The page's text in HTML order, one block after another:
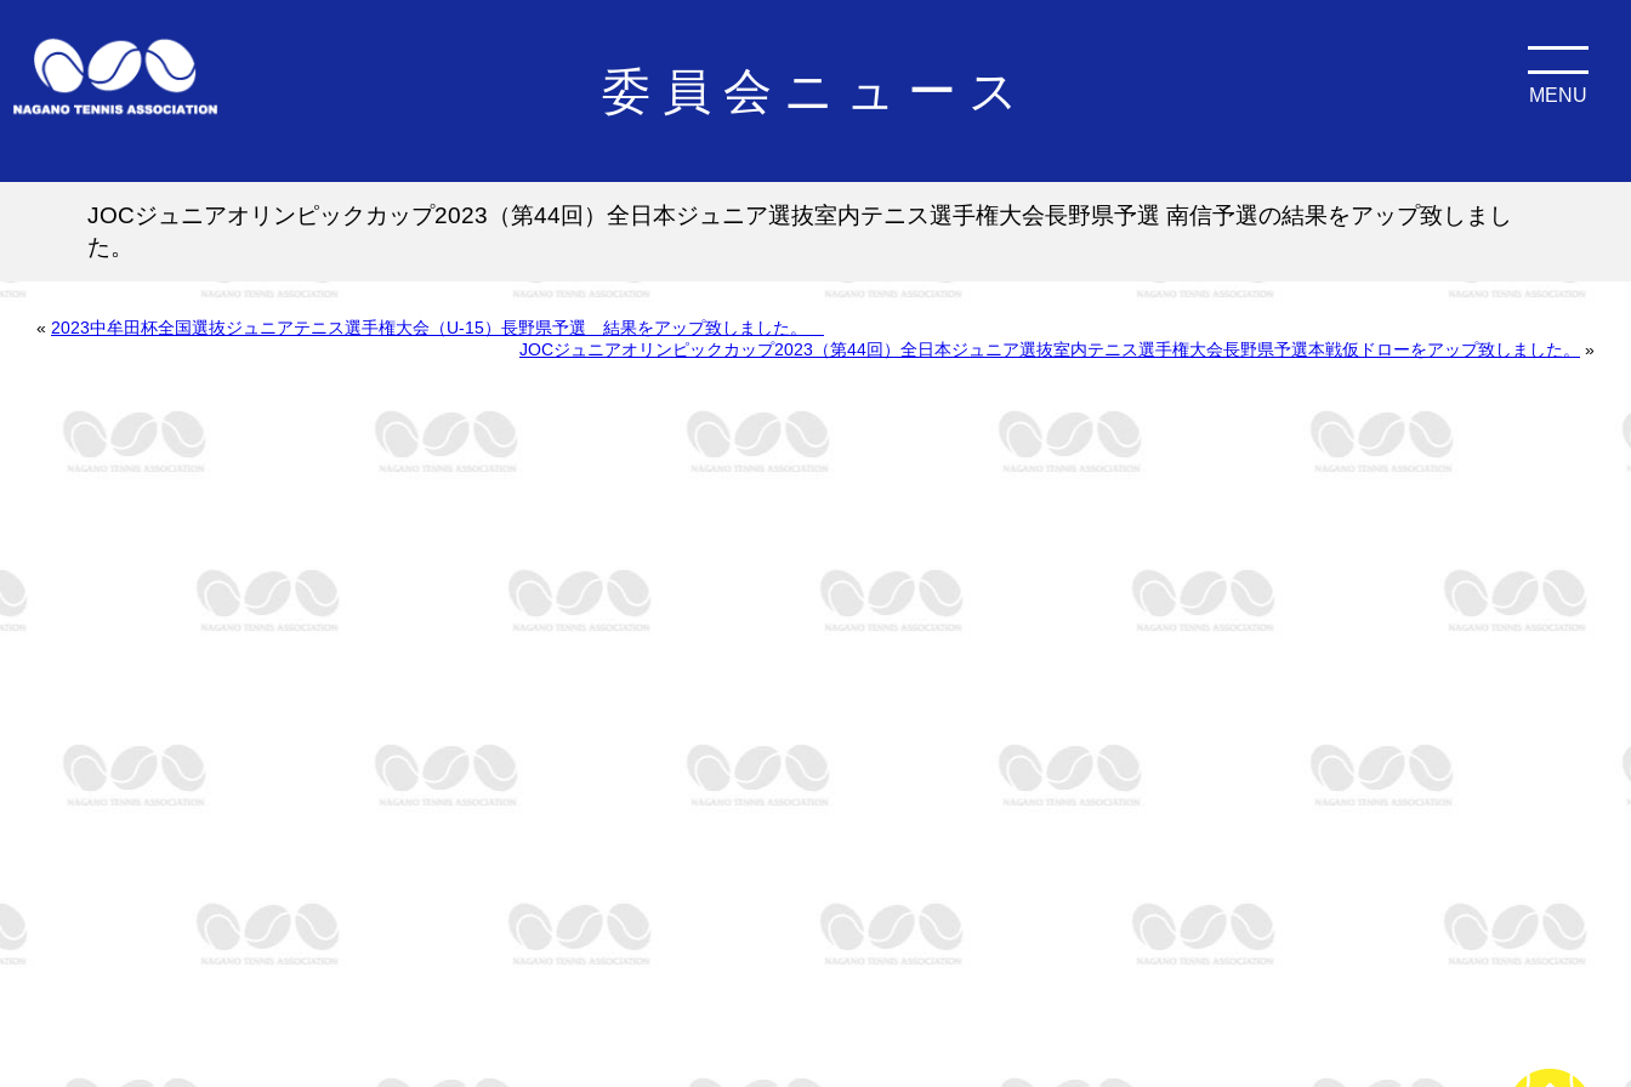
委員会ニュース MENU
JOCジュニアオリンピックカップ2023（第44回）全日本ジュニア選抜室内テニス選手権大会長野県予選 南信予選の結果をアップ致しまし
た。
« 2023中牟田杯全国選抜ジュニアテニス選手権大会（U-15）長野県予選 結果をアップ致しました。
JOCジュニアオリンピックカップ2023（第44回）全日本ジュニア選抜室内テニス選手権大会長野県予選本戦仮ドローをアップ致しました。
»